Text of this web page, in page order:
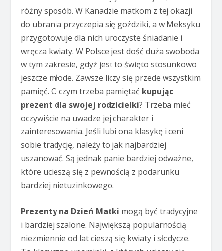
różny sposób. W Kanadzie matkom z tej okazji
do ubrania przyczepia się goździki, a w Meksyku
przygotowuje dla nich uroczyste śniadanie i
wręcza kwiaty. W Polsce jest dość duża swoboda
w tym zakresie, gdyż jest to święto stosunkowo
jeszcze młode. Zawsze liczy się przede wszystkim
pamięć. O czym trzeba pamiętać kupując
prezent dla swojej rodzicielki? Trzeba mieć
oczywiście na uwadze jej charakter i
zainteresowania. Jeśli lubi ona klasykę i ceni
sobie tradycję, należy to jak najbardziej
uszanować. Są jednak panie bardziej odważne,
które ucieszą się z pewnością z podarunku
bardziej nietuzinkowego.
Prezenty na Dzień Matki mogą być tradycyjne
i bardziej szalone. Największą popularnością
niezmiennie od lat cieszą się kwiaty i słodycze.